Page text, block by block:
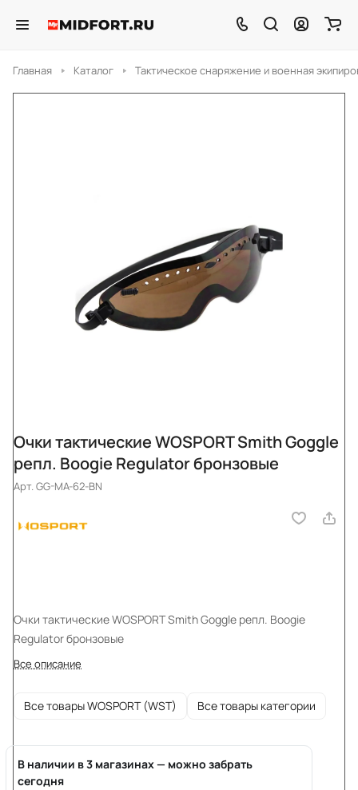
Главная Каталог Тактическое снаряжение и военная
Очки тактические WOSPORT Smith Goggle
репл. Boogie Regulator бронзовые
Арт.GG-MA-62-BN
Очки тактические WOSPORT Smith Goggle репл. Boogie
Regulator бронзовые
Все описание
Все товары WOSPORT (WST) Все товары категории
В наличии в 3 магазинах — можно забрать
сегодня